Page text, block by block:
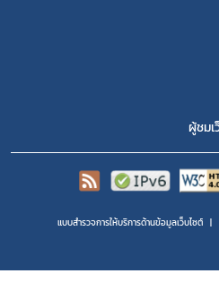
ผู้ชมเ
แบบสำรวจการให้บริการด้านข้อมูลเว็บไซต์